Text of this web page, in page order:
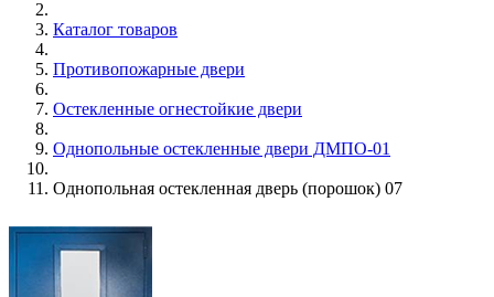
Каталог товаров
Противопожарные двери
Остекленные огнестойкие двери
Однопольные остекленные двери ДМПО-01
Однопольная остекленная дверь (порошок) 07